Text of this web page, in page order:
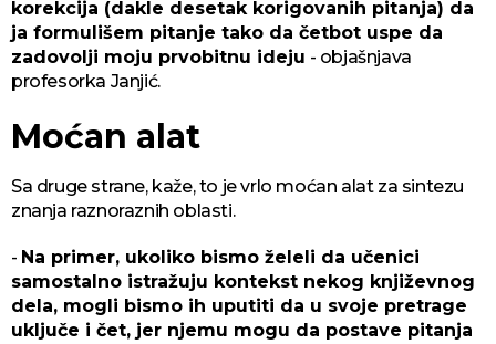
korekcija (dakle desetak korigovanih pitanja) da
ja formulišem pitanje tako da četbot uspe da
zadovolji moju prvobitnu ideju - objašnjava
profesorka Janjić.
Moćan alat
Sa druge strane, kaže, to je vrlo moćan alat za sintezu
znanja raznoraznih oblasti.
- Na primer, ukoliko bismo želeli da učenici
samostalno istražuju kontekst nekog književnog
dela, mogli bismo ih uputiti da u svoje pretrage
uključe i čet, jer njemu mogu da postave pitanja